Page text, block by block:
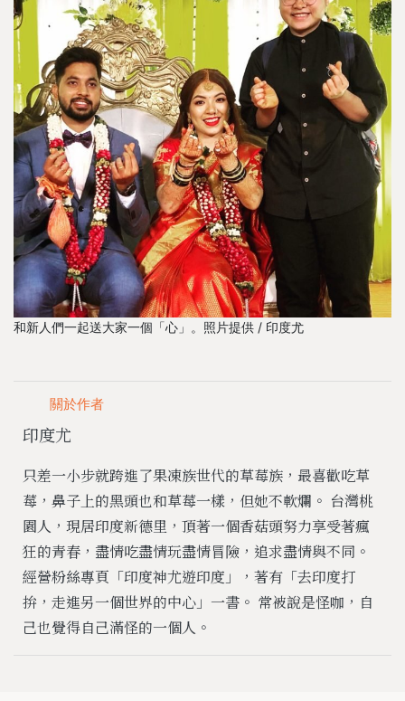
和新人們一起送大家一個「心」。照片提供 / 印度尤
關於作者
印度尤
只差一小步就跨進了果凍族世代的草莓族，最喜歡吃草
莓，鼻子上的黑頭也和草莓一樣，但她不軟爛。 台灣桃
園人，現居印度新德里，頂著一個香菇頭努力享受著瘋
狂的青春，盡情吃盡情玩盡情冒險，追求盡情與不同。
經營粉絲專頁「印度神尤遊印度」，著有「去印度打
拚，走進另一個世界的中心」一書。 常被說是怪咖，自
己也覺得自己滿怪的一個人。